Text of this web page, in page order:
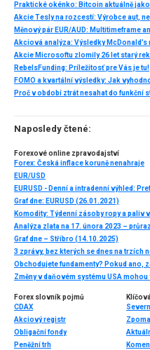
Akcie Tesly na rozcestí: Výrobce aut,
Měnový pár EUR/AUD: Multitimeframe
RebelsFunding: Príležitosť pre Vás je tu!
FOMO a kvartální výsledky: Jak
Proč v období ztrát nesahat do funkční
Naposledy čtené:
Forexové online zpravodajství
Forex: Česká inflace koruně nenahraje
EUR/USD
Graf dne: EURUSD (26.01.2021)
Komodity: Týdenní zásoby ropy a paliv
Graf dne – Stříbro (14.10.2025)
3 zprávy, bez kterých se dnes na trzích
Obchodujete fundamenty? Pokud ano,
Forex slovník pojmů
CDAX
Akciový registr
Obligační fondy
Peněžní trh